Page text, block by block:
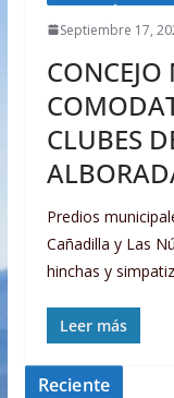
Septiembre 17,
CLUBES
Predios
Cañadilla y Las
hinchas y
Leer más
Reciente